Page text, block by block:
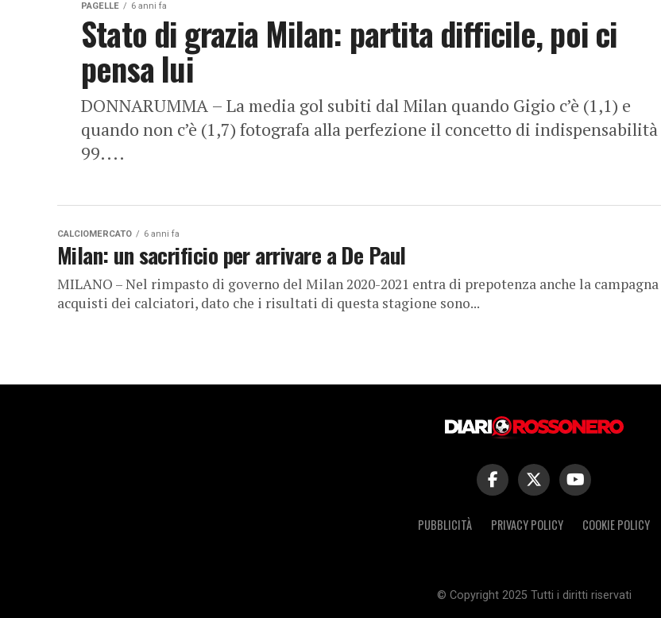
PAGELLE 6 anni fa
Stato di grazia Milan: partita difficile, poi ci
pensa lui
DONNARUMMA – La media gol subiti dal Milan quando Gigio c’è (1,1) e
quando non c’è (1,7) fotografa alla perfezione il concetto di
99....
CALCIOMERCATO 6 anni fa
Milan: un sacrificio per arrivare a De Paul
MILANO – Nel rimpasto di governo del Milan 2020-2021 entra di prepotenza anche la campagna
acquisti dei calciatori, dato che i risultati di questa stagione sono...
PUBBLICITÀ PRIVACY POLICY COOKIE POLICY
© Copyright 2025 Tutti i diritti riservati